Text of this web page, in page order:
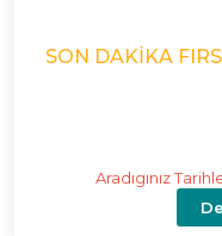
SON DAKIKA
Aradıgınız